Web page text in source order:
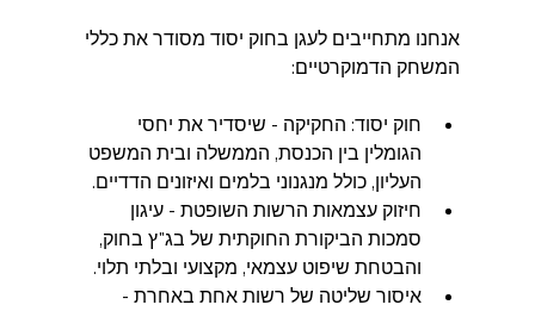
אנחנו מתחייבים לעגן בחוק יסוד מסודר את כללי
המשחק הדמוקרטיים:
חוק יסוד: החקיקה - שיסדיר את יחסי
הגומלין בין הכנסת, הממשלה ובית המשפט
העליון, כולל מנגנוני בלמים ואיזונים הדדיים.
חיזוק עצמאות הרשות השופטת - עיגון
סמכות הביקורת החוקתית של בג"ץ בחוק,
והבטחת שיפוט עצמאי, מקצועי ובלתי תלוי.
איסור שליטה של רשות אחת באחרת -